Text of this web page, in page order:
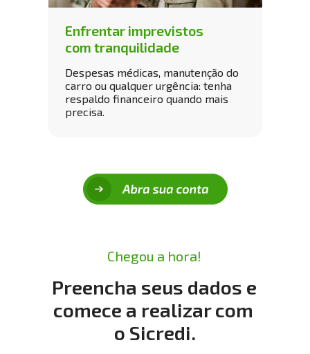
Enfrentar imprevistos
com tranquilidade
Despesas médicas, manutenção do
carro ou qualquer urgência: tenha
respaldo financeiro quando mais
precisa.
Chegou a hora!
Preencha seus dados e
comece a realizar com
o Sicredi.